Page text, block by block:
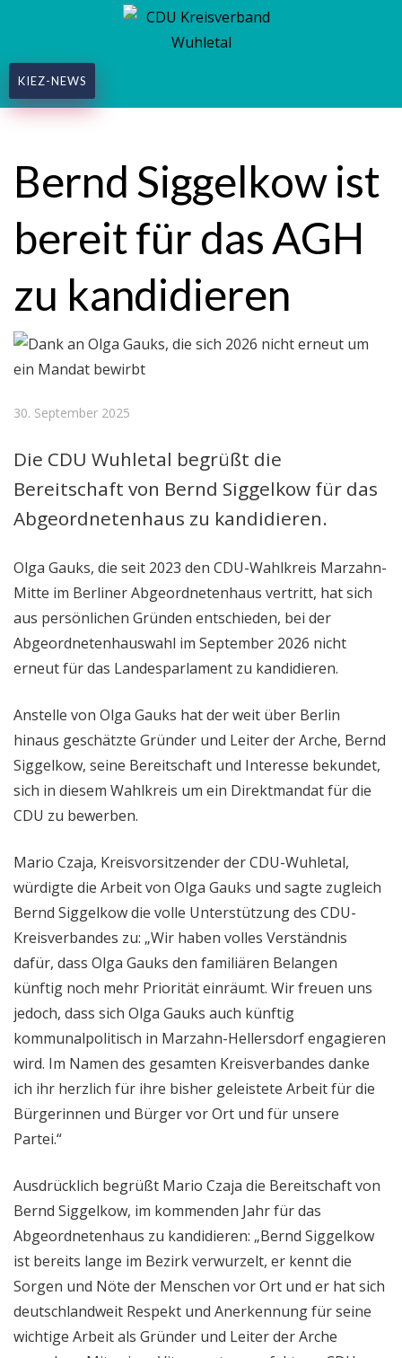
KIEZ-NEWS
Bernd Siggelkow ist
bereit für das AGH
zu kandidieren
30. September 2025
Die CDU Wuhletal begrüßt die
Bereitschaft von Bernd Siggelkow für das
Abgeordnetenhaus zu kandidieren.
Olga Gauks, die seit 2023 den CDU-Wahlkreis Marzahn-
Mitte im Berliner Abgeordnetenhaus vertritt, hat sich
aus persönlichen Gründen entschieden, bei der
Abgeordnetenhauswahl im September 2026 nicht
erneut für das Landesparlament zu kandidieren.
Anstelle von Olga Gauks hat der weit über Berlin
hinaus geschätzte Gründer und Leiter der Arche, Bernd
Siggelkow, seine Bereitschaft und Interesse bekundet,
sich in diesem Wahlkreis um ein Direktmandat für die
CDU zu bewerben.
Mario Czaja, Kreisvorsitzender der CDU-Wuhletal,
würdigte die Arbeit von Olga Gauks und sagte zugleich
Bernd Siggelkow die volle Unterstützung des CDU-
Kreisverbandes zu: „Wir haben volles Verständnis
dafür, dass Olga Gauks den familiären Belangen
künftig noch mehr Priorität einräumt. Wir freuen uns
jedoch, dass sich Olga Gauks auch künftig
kommunalpolitisch in Marzahn-Hellersdorf engagieren
wird. Im Namen des gesamten Kreisverbandes danke
ich ihr herzlich für ihre bisher geleistete Arbeit für die
Bürgerinnen und Bürger vor Ort und für unsere
Partei.“
Ausdrücklich begrüßt Mario Czaja die Bereitschaft von
Bernd Siggelkow, im kommenden Jahr für das
Abgeordnetenhaus zu kandidieren: „Bernd Siggelkow
ist bereits lange im Bezirk verwurzelt, er kennt die
Sorgen und Nöte der Menschen vor Ort und er hat sich
deutschlandweit Respekt und Anerkennung für seine
wichtige Arbeit als Gründer und Leiter der Arche